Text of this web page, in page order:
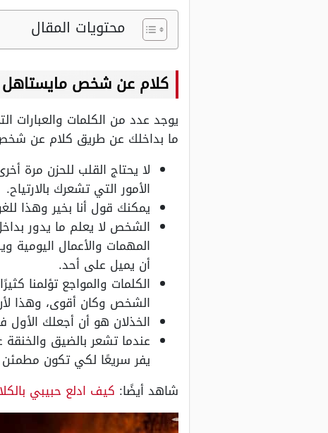
محتويات المقال
كلام عن شخص مايستاهل
يوجد عدد من الكلمات والعبارات
ما بداخلك عن طريق كلام عن شخص
لا يحتاج القلب للحزن مرة
الأمور التي تشعرك بالارتياح.
يمكنك قول أنا بخير وهذا
الشخص لا يعلم ما يدور
المهمات والأعمال اليومية
أن يميل على أحد.
الكلمات والمواجع تؤلمنا
الشخص وكان أقوى، وهذا
الخذلان هو أن أجعلك
عندما تشعر بالضيق
يفر سريعًا لكي تكون
شاهد أيضًا: كيف ادلع حبيبي